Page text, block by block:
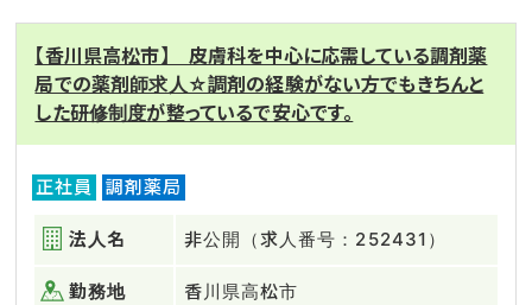
【香川県高松市】 皮膚科を中心に応需している調剤薬
局での薬剤師求人☆調剤の経験がない方でもきちんと
した研修制度が整っているで安心です。
正社員 調剤薬局
法人名 非公開（求人番号：252431）
勤務地 香川県高松市